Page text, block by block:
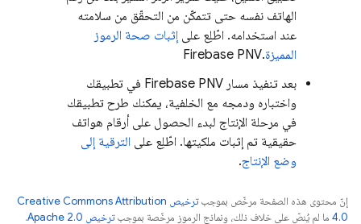
الهاتف نفسه حتى تتمكّن من التحقّق من سلامته
عند استخدامه. اطّلِع على إثبات صحة الرموز
المميزة.
Firebase PNV
بعد تنفيذ مسار Firebase PNV في تطبيقك
واختباره ودمجه مع الخلفية، يمكنك طرح تطبيقك
في مرحلة الإنتاج لبدء الحصول على أرقام هواتف
حقيقية تم إثبات ملكيتها. اطّلِع على الترقية إلى
وضع الإنتاج.
إنّ محتوى هذه الصفحة مرخّص بموجب
ترخيص Creative Commons Attribution
4.0‏ ما لم يُنصّ على خلاف ذلك، ونماذج الرموز مرخّصة بموجبترخيص Apache 2.0‏
.